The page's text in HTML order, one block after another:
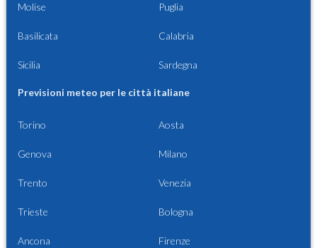
Molise Puglia
Basilicata Calabria
Sicilia Sardegna
Previsioni meteo per le città italiane
Torino Aosta
Genova Milano
Trento Venezia
Trieste Bologna
Ancona Firenze